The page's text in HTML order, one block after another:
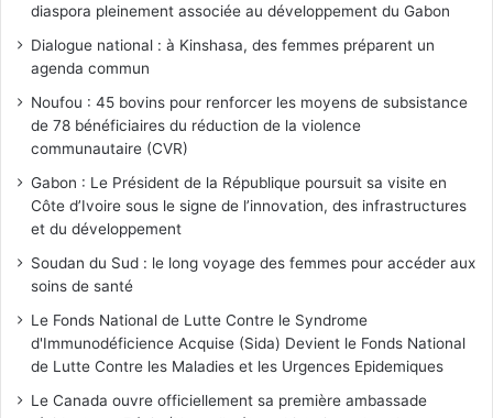
diaspora pleinement associée au développement du Gabon
Dialogue national : à Kinshasa, des femmes préparent un
agenda commun
Noufou : 45 bovins pour renforcer les moyens de subsistance
de 78 bénéficiaires du réduction de la violence
communautaire (CVR)
Gabon : Le Président de la République poursuit sa visite en
Côte d’Ivoire sous le signe de l’innovation, des infrastructures
et du développement
Soudan du Sud : le long voyage des femmes pour accéder aux
soins de santé
Le Fonds National de Lutte Contre le Syndrome
d'Immunodéficience Acquise (Sida) Devient le Fonds National
de Lutte Contre les Maladies et les Urgences Epidemiques
Le Canada ouvre officiellement sa première ambassade